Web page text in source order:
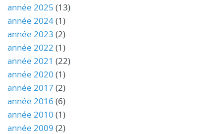
année 2025 (13)
année 2024(1)
année 2023 (2)
année 2022 (1)
année 2021 (22)
année 2020 (1)
année 2017 (2)
année 2016 (6)
année 2010 (1)
année 2009 (2)